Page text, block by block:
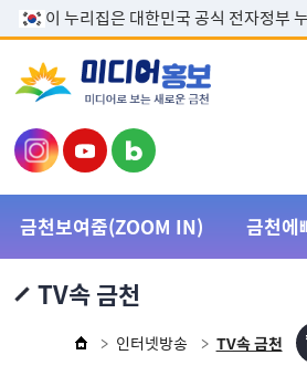
본문 바로가기
이 누리집은 대한민국 공식 전자정부
금천보여줌(ZOOM IN) 금천에
TV속 금천
인터넷방송 TV속 금천